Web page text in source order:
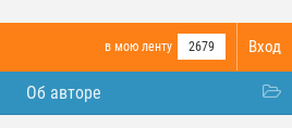
Вход
в мою ленту 2679
Об авторе